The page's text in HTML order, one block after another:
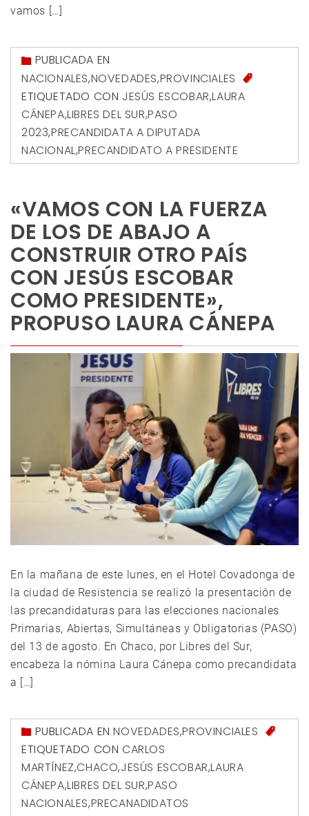
vamos […]
PUBLICADA EN
NACIONALES,NOVEDADES,PROVINCIALES
ETIQUETADO CON JESÚS ESCOBAR,LAURA
CÁNEPA,LIBRES DEL SUR,PASO
2023,PRECANDIDATA A DIPUTADA
NACIONAL,PRECANDIDATO A PRESIDENTE
«VAMOS CON LA FUERZA
DE LOS DE ABAJO A
CONSTRUIR OTRO PAÍS
CON JESÚS ESCOBAR
COMO PRESIDENTE»,
PROPUSO LAURA CÁNEPA
En la mañana de este lunes, en el Hotel Covadonga de
la ciudad de Resistencia se realizó la presentación de
las precandidaturas para las elecciones nacionales
Primarias, Abiertas, Simultáneas y Obligatorias (PASO)
del 13 de agosto. En Chaco, por Libres del Sur,
encabeza la nómina Laura Cánepa como precandidata
a […]
PUBLICADA ENNOVEDADES,PROVINCIALES
ETIQUETADO CON CARLOS
MARTÍNEZ,CHACO,JESÚS ESCOBAR,LAURA
CÁNEPA,LIBRES DEL SUR,PASO
NACIONALES,PRECANADIDATOS